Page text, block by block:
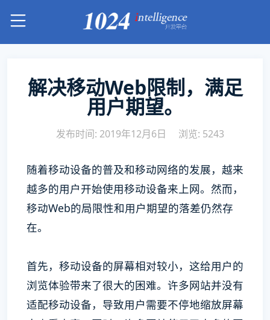
解决移动Web限制，满足
用户期望。
发布时间: 2019年12月6日 浏览: 5243
随着移动设备的普及和移动网络的发展，越来
越多的用户开始使用移动设备来上网。然而，
移动Web的局限性和用户期望的落差仍然存
在。
首先，移动设备的屏幕相对较小，这给用户的
浏览体验带来了很大的困难。许多网站并没有
适配移动设备，导致用户需要不停地缩放屏幕